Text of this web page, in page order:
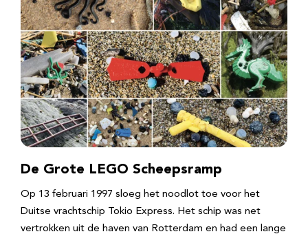
De Grote LEGO Scheepsramp
Op 13 februari 1997 sloeg het noodlot toe voor het
Duitse vrachtschip Tokio Express. Het schip was net
vertrokken uit de haven van Rotterdam en had een lange